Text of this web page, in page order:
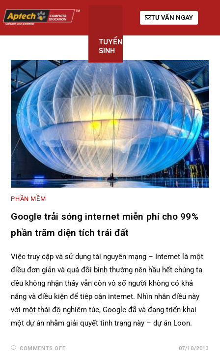
TUYỂN
SINH
TƯ VẤN NGAY
PHẦN MỀM
Google trải sóng internet miễn phí cho 99%
phần trăm diện tích trái đất
Việc truy cập và sử dụng tài nguyên mạng – Internet là một
điều đơn giản và quá đỗi bình thường nên hầu hết chúng ta
đều không nhận thấy vẫn còn vô số người không có khả
năng và điều kiện để tiêp cận internet. Nhìn nhân điều này
với một thái độ nghiêm túc, Google đã và đang triển khai
một dự án nhằm giải quyết tình trạng này – dự án Loon.
COMMENTS OFF 07/10/2013